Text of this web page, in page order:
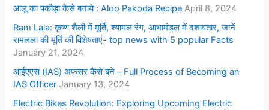
आलू का पकौड़ा कैसे बनाये : Aloo Pakoda Recipe April 8, 2024
Ram Lala: कृष्ण शैली में मूर्ति, श्यामल रंग, आभामंडल में दशावतार, जानें
रामलला की मूर्ति की विशेषताएं- top news with 5 popular Facts
January 21, 2024
आईएएस (IAS) अफसर कैसे बने – Full Process of Becoming an
IAS Officer January 13, 2024
Electric Bikes Revolution: Exploring Upcoming Electric